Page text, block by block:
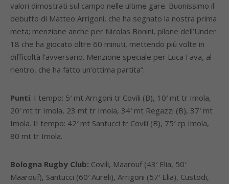
valori dimostrati sul campo nelle ultime gare. Buonissimo il
debutto di Matteo Arrigoni, che ha segnato la nostra prima
meta; menzione anche per Nicolas Bonini, pilone dell’Under
18 che ha giocato oltre 60 minuti, mettendo più volte in
difficoltà l’avversario. Menzione speciale per Luca Fava, al
rientro, che ha fatto un’ottima partita”.
Punti. I tempo: 5′ mt Arrigoni tr Covili (B), 10′ mt tr Imola,
20′ mt tr Imola, 23 mt tr Imola, 34′ mt Regazzi (B), 37′ mt
Imola. II tempo: 42′ mt Santucci tr Covili (B), 75′ cp Imola,
80 mt tr Imola.
Bologna Rugby Club: Covili, Maarouf (43′ Elia, 50′
Maarouf), Santucci (60′ Aureli), Arrigoni (57′ Elia), Custodi,